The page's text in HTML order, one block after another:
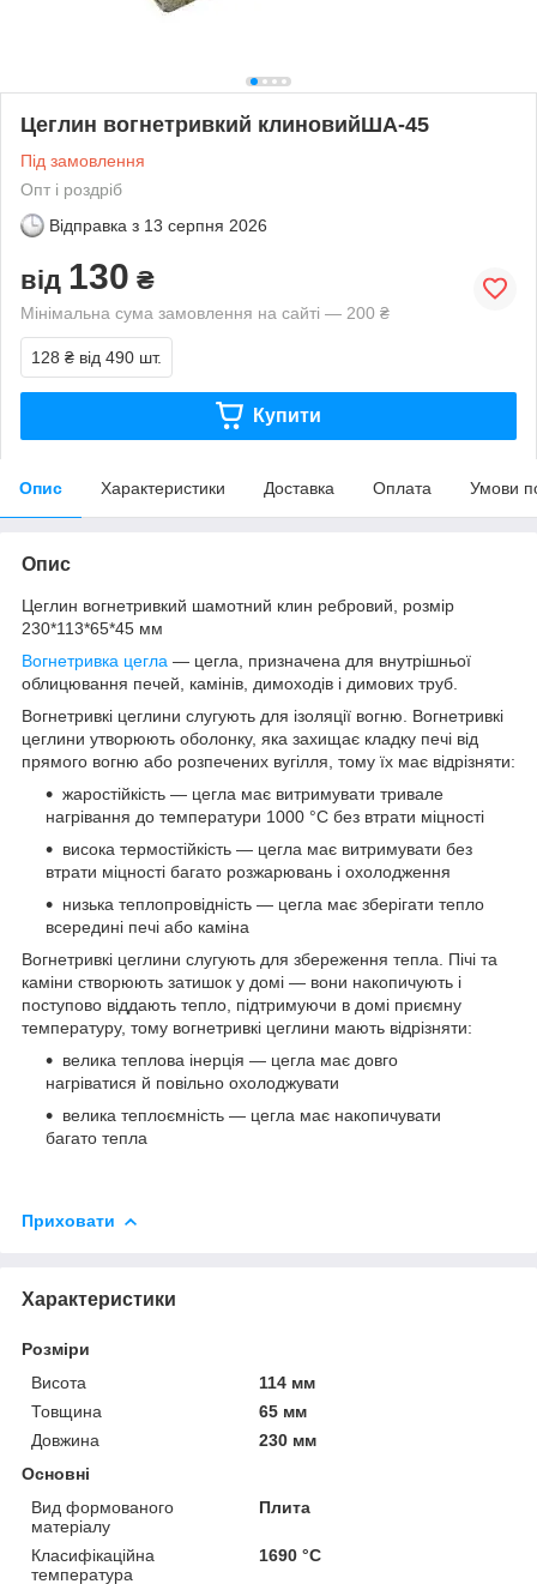
Цеглин вогнетривкий клиновийША-45
Під замовлення
Опт і роздріб
Відправка з 13 серпня 2026
від 130 ₴
Мінімальна сума замовлення на сайті — 200 ₴
128 ₴ від 490 шт.
Купити
Опис Характеристики Доставка Оплата Умови
Опис
Цеглин вогнетривкий шамотний клин ребровий, розмір
230*113*65*45 мм
Вогнетривка цегла — цегла, призначена для внутрішньої
облицювання печей, камінів, димоходів і димових труб.
Вогнетривкі цеглини слугують для ізоляції вогню. Вогнетривкі
цеглини утворюють оболонку, яка захищає кладку печі від
прямого вогню або розпечених вугілля, тому їх має відрізняти:
жаростійкість — цегла має витримувати тривале
нагрівання до температури 1000 °C без втрати міцності
висока термостійкість — цегла має витримувати без
втрати міцності багато розжарювань і охолодження
низька теплопровідність — цегла має зберігати тепло
всередині печі або каміна
Вогнетривкі цеглини слугують для збереження тепла. Пічі та
каміни створюють затишок у домі — вони накопичують і
поступово віддають тепло, підтримуючи в домі приємну
температуру, тому вогнетривкі цеглини мають відрізняти:
велика теплова інерція — цегла має довго
нагріватися й повільно охолоджувати
велика теплоємність — цегла має накопичувати
багато тепла
Приховати
Характеристики
Розміри
Висота
114 мм
Товщина
65 мм
Довжина
230 мм
Основні
Вид формованого
матеріалу
Плита
Класифікаційна
температура
1690 °С